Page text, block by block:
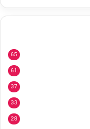
65
61
37
33
28